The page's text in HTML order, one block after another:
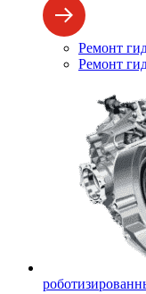
Ремонт
Ремонт